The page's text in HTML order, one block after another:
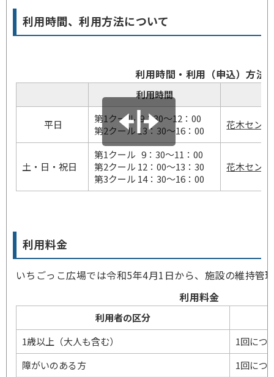
利用時間、利用方法について
利用時間
利用時間・利用（申込）方法
平日
第1クール 9：30～12：00
第2クール 13：30～16：00
花木セン
土・日・祝日
第1クール 9：30～11：00
第2クール 12：00～13：30
第3クール 14：30～16：00
花木セン
利用料金
いちごっこ広場では令和5年4月1日から、施設の維持管
利用料金
利用者の区分
1歳以上（大人も含む）
1回につ
障がいのある方
1回につ